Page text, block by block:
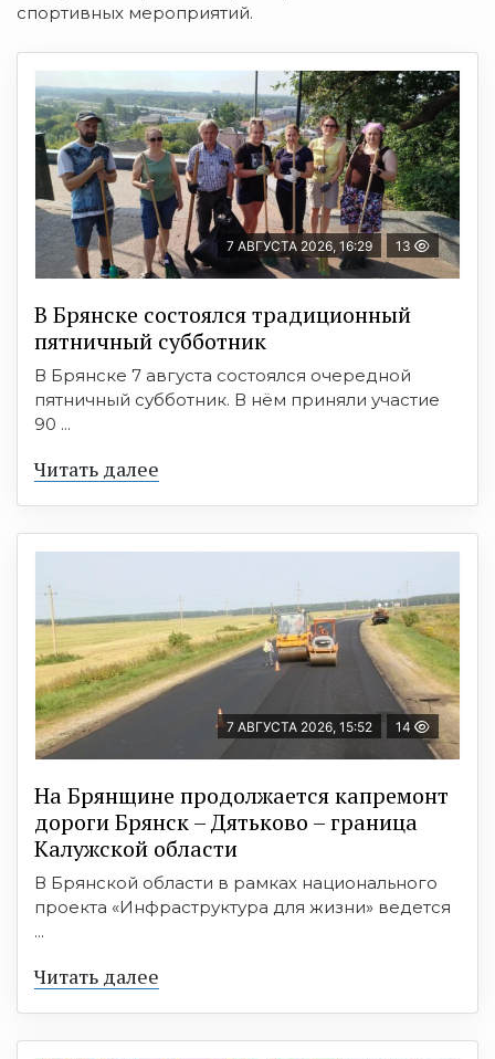
спортивных мероприятий.
7 АВГУСТА 2026, 16:29 13
В Брянске состоялся традиционный
пятничный субботник
В Брянске 7 августа состоялся очередной
пятничный субботник. В нём приняли участие
90 ...
Читать далее
7 АВГУСТА 2026, 15:52 14
На Брянщине продолжается капремонт
дороги Брянск – Дятьково – граница
Калужской области
В Брянской области в рамках национального
проекта «Инфраструктура для жизни» ведется
...
Читать далее